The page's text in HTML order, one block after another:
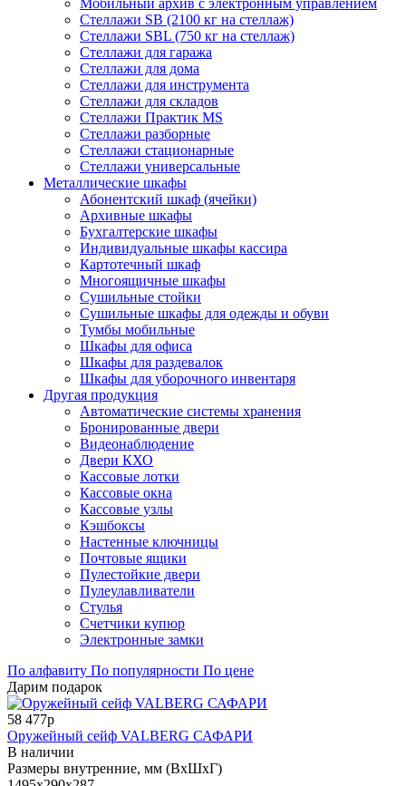
Стеллажи SB (2100 кг на стеллаж)
Стеллажи SBL (750 кг на стеллаж)
Стеллажи для гаража
Стеллажи для дома
Стеллажи для инструмента
Стеллажи для складов
Стеллажи Практик MS
Стеллажи разборные
Стеллажи стационарные
Стеллажи универсальные
Металлические шкафы
Абонентский шкаф (ячейки)
Архивные шкафы
Бухгалтерские шкафы
Индивидуальные шкафы кассира
Картотечный шкаф
Многоящичные шкафы
Сушильные стойки
Сушильные шкафы для одежды и обуви
Тумбы мобильные
Шкафы для офиса
Шкафы для раздевалок
Шкафы для уборочного инвентаря
Другая продукция
Автоматические системы хранения
Бронированные двери
Видеонаблюдение
Двери КХО
Кассовые лотки
Кассовые окна
Кассовые узлы
Кэшбоксы
Настенные ключницы
Почтовые ящики
Пулестойкие двери
Пулеулавливатели
Стулья
Счетчики купюр
Электронные замки
По алфавиту По популярности По цене
Дарим подарок
58 477р
Оружейный сейф VALBERG САФАРИ
В наличии
Размеры внутренние, мм (ВхШхГ)